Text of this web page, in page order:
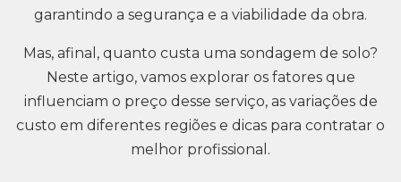
garantindo a segurança e a viabilidade da obra.
Mas, afinal, quanto custa uma sondagem de solo?
Neste artigo, vamos explorar os fatores que
influenciam o preço desse serviço, as variações de
custo em diferentes regiões e dicas para contratar o
melhor profissional.